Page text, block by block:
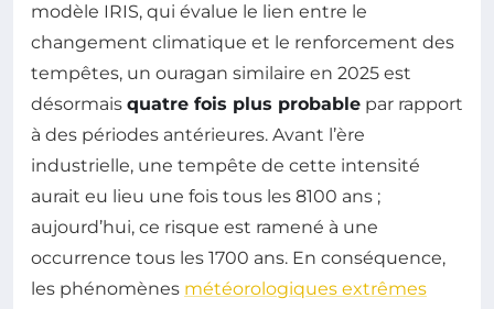
modèle IRIS, qui évalue le lien entre le
changement climatique et le renforcement des
tempêtes, un ouragan similaire en 2025 est
désormais quatre fois plus probable par rapport
à des périodes antérieures. Avant l’ère
industrielle, une tempête de cette intensité
aurait eu lieu une fois tous les 8100 ans ;
aujourd’hui, ce risque est ramené à une
occurrence tous les 1700 ans. En conséquence,
les phénomènes météorologiques extrêmes